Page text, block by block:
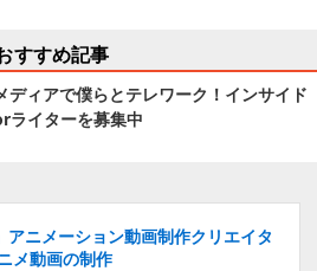
すすめ記事
ディアで僕らとテレワーク！インサイド
ライターを募集中
アニメーション動画制作クリエイタ
メ動画の制作